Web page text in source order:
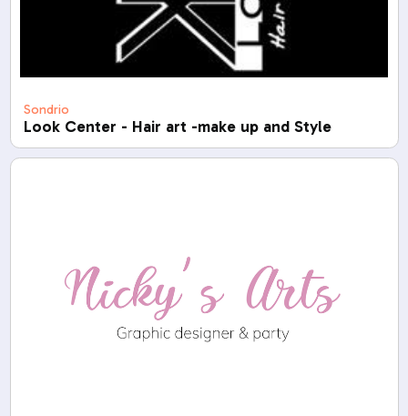
Sondrio
Look Center - Hair art -make up and Style